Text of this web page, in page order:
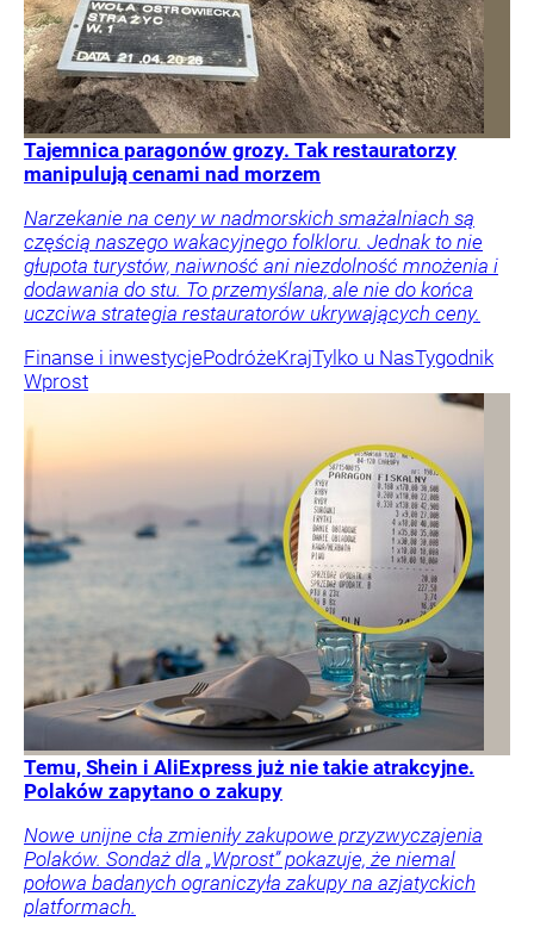
Tajemnica paragonów grozy. Tak restauratorzy
manipulują cenami nad morzem
Narzekanie na ceny w nadmorskich smażalniach są
częścią naszego wakacyjnego folkloru. Jednak to nie
głupota turystów, naiwność ani niezdolność mnożenia i
dodawania do stu. To przemyślana, ale nie do końca
uczciwa strategia restauratorów ukrywających ceny.
Finanse i inwestycjePodróżeKrajTylko u NasTygodnik
Wprost
Temu, Shein i AliExpress już nie takie atrakcyjne.
Polaków zapytano o zakupy
Nowe unijne cła zmieniły zakupowe przyzwyczajenia
Polaków. Sondaż dla „Wprost” pokazuje, że niemal
połowa badanych ograniczyła zakupy na azjatyckich
platformach.